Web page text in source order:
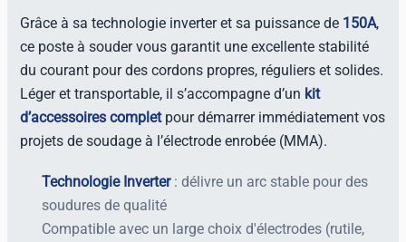
Grâce à sa technologie inverter et sa puissance de 150A,
ce poste à souder vous garantit une excellente stabilité
du courant pour des cordons propres, réguliers et solides.
Léger et transportable, il s’accompagne d’un kit
d’accessoires completpour démarrer immédiatement vos
projets de soudage à l’électrode enrobée (MMA).
Technologie Inverter: délivre un arc stable pour des
soudures de qualité
Compatible avec un large choix d'électrodes (rutile,